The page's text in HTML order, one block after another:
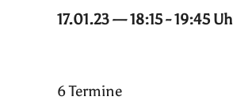
17.01.23 — 18:15 - 19:45
6 Termine